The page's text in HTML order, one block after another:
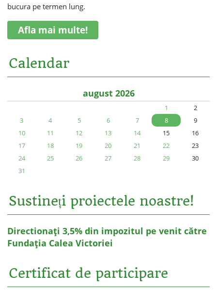
bucura pe termen lung.
Afla mai multe!
Calendar
august 2026
1
2
3
4 5 6 7 8
9
10
11 12 13 14 15
16
17
18 19 20 21 22
23
24
25 26 27 28 29
30
31
Sustineți proiectele noastre!
Directionați 3,5% din impozitul pe venit către
Fundația Calea Victoriei
Certificat de participare